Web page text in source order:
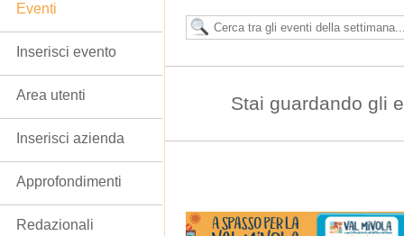
Stai guardando gli
Eventi
Inserisci evento
Area utenti
Inserisci azienda
Approfondimenti
Redazionali